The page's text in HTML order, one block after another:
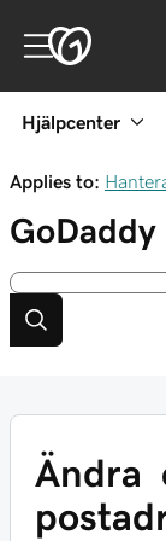
Hjälpcenter
Applies to:
GoDaddy
Ändra